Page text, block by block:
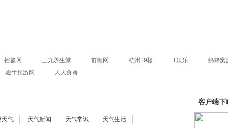
摇篮网 三九养生堂 前瞻网 杭州19楼 T娱乐 蚂蜂窝
途牛旅游网 人人食谱
天气 天气新闻 天气常识 天气生活
客户端下